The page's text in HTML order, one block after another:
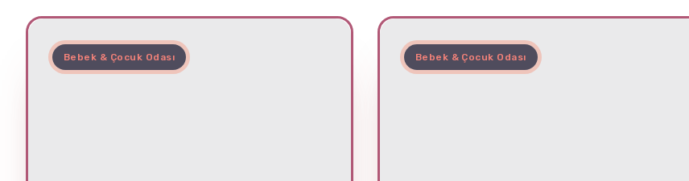
Bebek & Çocuk Odası Bebek & Çocuk Odası